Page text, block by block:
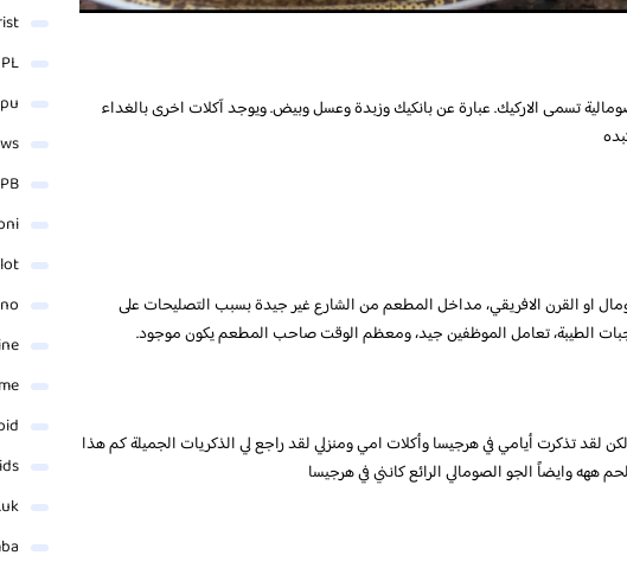
تسمى الاركيك. عبارة عن بانكيك وزبدة وعسل وبيض. ويوجد آكلات اخرى بالغداء
او القرن الافريقي، مداخل المطعم من الشارع غير جيدة بسبب التصليحات على
الطيبة، تعامل الموظفين جيد، ومعظم الوقت صاحب المطعم يكون موجود.
لقد تذكرت أيامي في هرجيسا وأكلات امي ومنزلي لقد راجع لي الذكريات الجميلة كم هذا
ههه وايضاً الجو الصومالي الرائع كانني في هرجيسا
PB